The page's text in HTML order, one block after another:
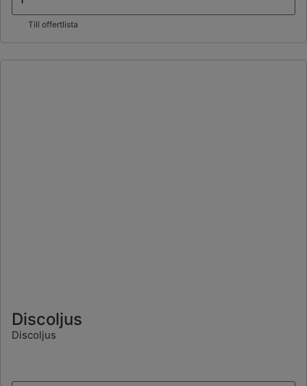
Till offertlista
Discoljus
Discoljus